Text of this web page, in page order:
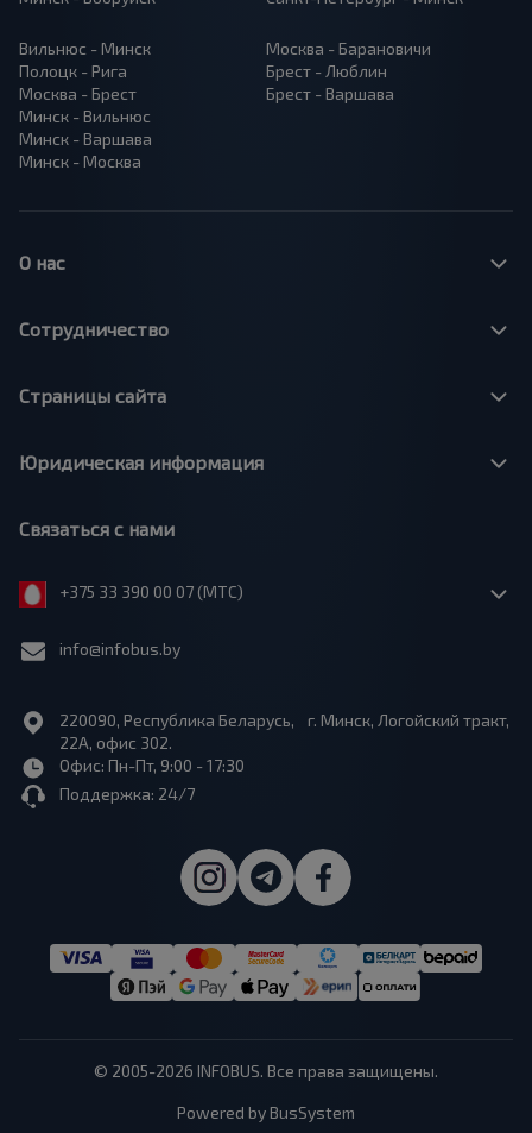
Вильнюс - Минск
Полоцк - Рига
Москва - Брест
Минск - Вильнюс
Минск - Варшава
Минск - Москва
Москва - Барановичи
Брест - Люблин
Брест - Варшава
О нас
Сотрудничество
Страницы сайта
Юридическая информация
Связаться с нами
+375 33 390 00 07 (МТС)
info@infobus.by
220090, Республика Беларусь, г. Минск, Логойский тракт,
22А, офис 302.
Офис: Пн-Пт, 9:00 - 17:30
Поддержка: 24/7
© 2005-2026 INFOBUS. Все права защищены.
Powered by BusSystem